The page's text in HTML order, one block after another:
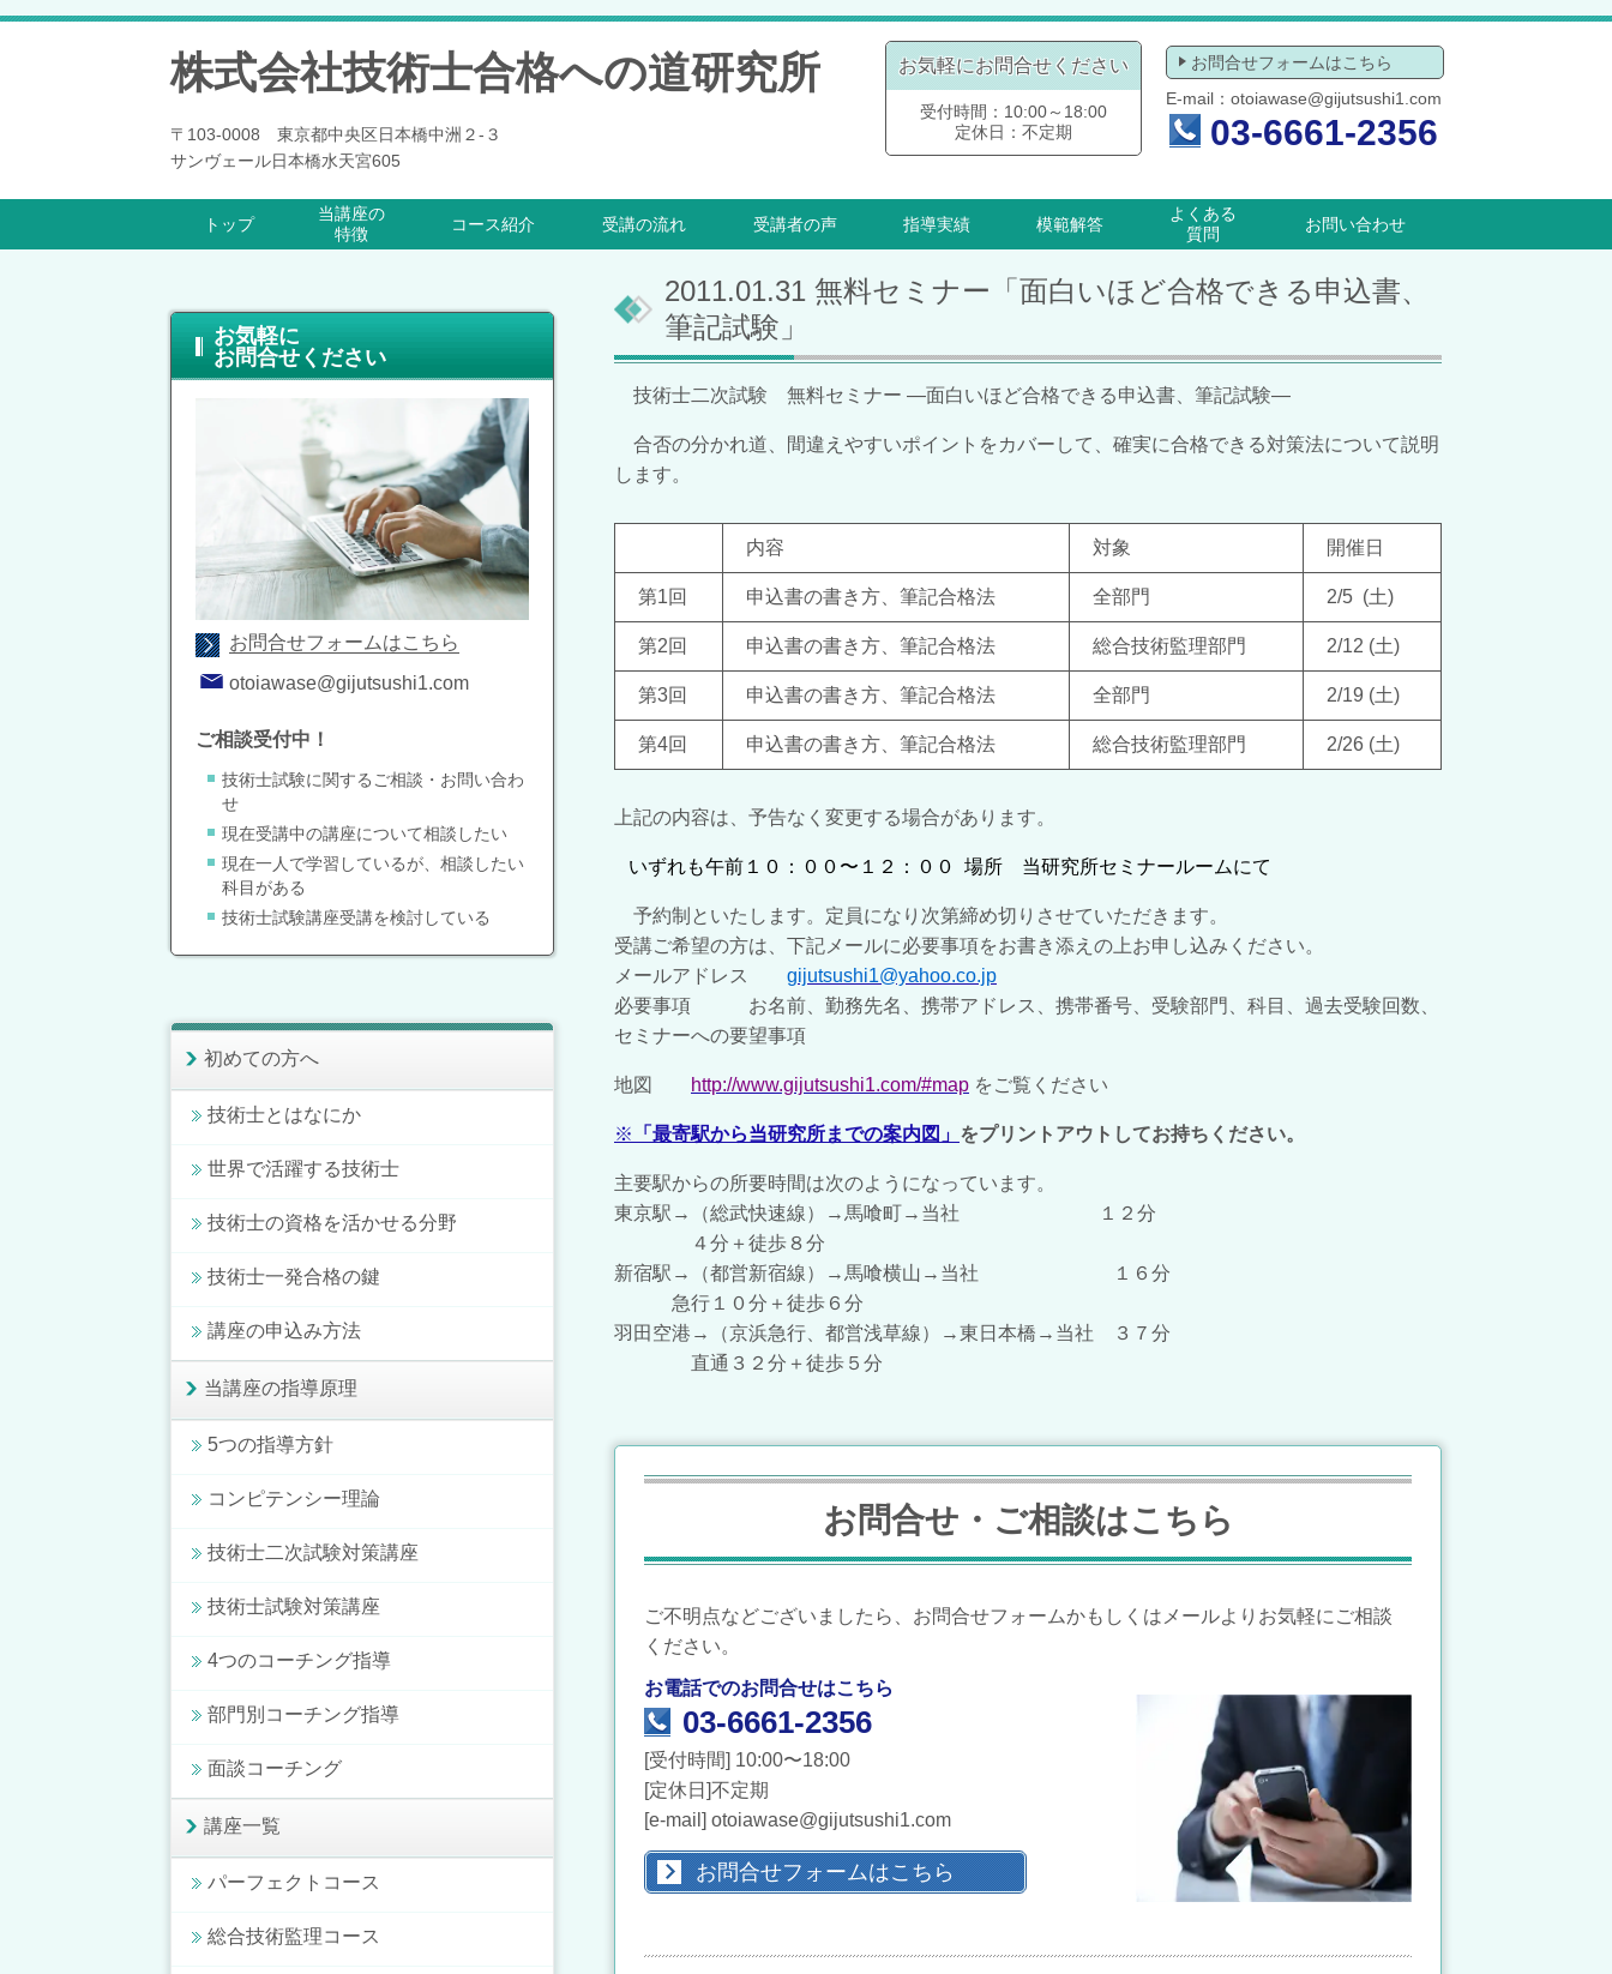
株式会社技術士合格への道研究所
〒103-0008 東京都中央区日本橋中洲２-３
サンヴェール日本橋水天宮605
お気軽にお問合せください
受付時間：10:00～18:00
定休日：不定期
お問合せフォームはこちら
E-mail： otoiawase@gijutsushi1.com
03-6661-2356
トップ
当講座の
特徴
コース紹介 受講の流れ 受講者の声 指導実績 模範解答
よくある
質問
お問い合わせ
2011.01.31 無料セミナー「面白いほど合格できる申込書、
筆記試験」
技術士二次試験 無料セミナー ―面白いほど合格できる申込書、筆記試験―
合否の分かれ道、間違えやすいポイントをカバーして、確実に合格できる対策法について説明
します。
内容 対象 開催日
第1回 申込書の書き方、筆記合格法 全部門 2/5 (土)
第2回 申込書の書き方、筆記合格法 総合技術監理部門 2/12 (土)
第3回 申込書の書き方、筆記合格法 全部門 2/19 (土)
第4回 申込書の書き方、筆記合格法 総合技術監理部門 2/26 (土)
上記の内容は、予告なく変更する場合があります。
いずれも午前１０：００〜１２：００ 場所 当研究所セミナールームにて
予約制といたします。定員になり次第締め切りさせていただきます。
受講ご希望の方は、下記メールに必要事項をお書き添えの上お申し込みください。
メールアドレス gijutsushi1@yahoo.co.jp
必要事項 お名前、勤務先名、携帯アドレス、携帯番号、受験部門、科目、過去受験回数、
セミナーへの要望事項
地図 http://www.gijutsushi1.com/#map をご覧ください
※ 「最寄駅から当研究所までの案内図」 をプリントアウトしてお持ちください。
主要駅からの所要時間は次のようになっています。
東京駅→（総武快速線）→馬喰町→当社 １２分
４分＋徒歩８分
新宿駅→（都営新宿線）→馬喰横山→当社 １６分
急行１０分＋徒歩６分
羽田空港→（京浜急行、都営浅草線）→東日本橋→当社 ３７分
直通３２分＋徒歩５分
お問合せ・ご相談はこちら
ご不明点などございましたら、お問合せフォームかもしくはメールよりお気軽にご相談
ください。
お電話でのお問合せはこちら
03-6661-2356
[受付時間] 10:00〜18:00
[定休日]不定期
[e-mail] otoiawase@gijutsushi1.com
お問合せフォームはこちら
お気軽に
お問合せください
お問合せフォームはこちら
otoiawase@gijutsushi1.com
ご相談受付中！
技術士試験に関するご相談・お問い合わ
せ
現在受講中の講座について相談したい
現在一人で学習しているが、相談したい
科目がある
技術士試験講座受講を検討している
初めての方へ
技術士とはなにか
世界で活躍する技術士
技術士の資格を活かせる分野
技術士一発合格の鍵
講座の申込み方法
当講座の指導原理
5つの指導方針
コンピテンシー理論
技術士二次試験対策講座
技術士試験対策講座
4つのコーチング指導
部門別コーチング指導
面談コーチング
講座一覧
パーフェクトコース
総合技術監理コース